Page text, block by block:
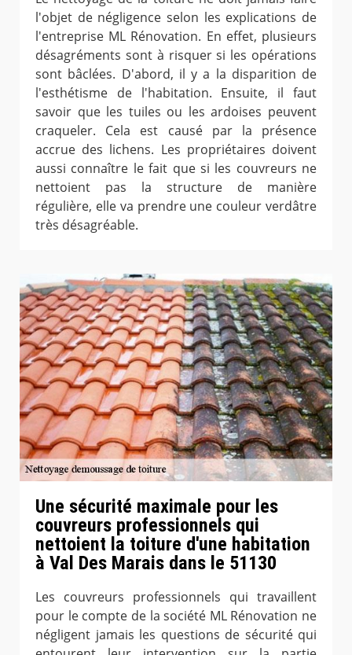
l'objet de négligence selon les explications de
l'entreprise ML Rénovation. En effet, plusieurs
désagréments sont à risquer si les opérations
sont bâclées. D'abord, il y a la disparition de
l'esthétisme de l'habitation. Ensuite, il faut
savoir que les tuiles ou les ardoises peuvent
craqueler. Cela est causé par la présence
accrue des lichens. Les propriétaires doivent
aussi connaître le fait que si les couvreurs ne
nettoient pas la structure de manière
régulière, elle va prendre une couleur verdâtre
très désagréable.
Une sécurité maximale pour les
couvreurs professionnels qui
nettoient la toiture d'une habitation
à Val Des Marais dans le 51130
Les couvreurs professionnels qui travaillent
pour le compte de la société ML Rénovation ne
négligent jamais les questions de sécurité qui